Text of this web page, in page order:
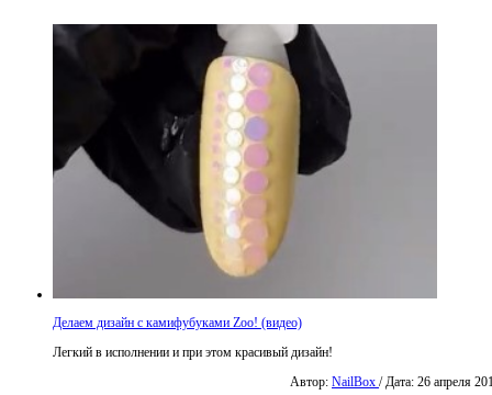
Делаем дизайн с камифубуками Zoo! (видео)
Легкий в исполнении и при этом красивый дизайн!
Автор: NailBox / Дата: 26 апреля